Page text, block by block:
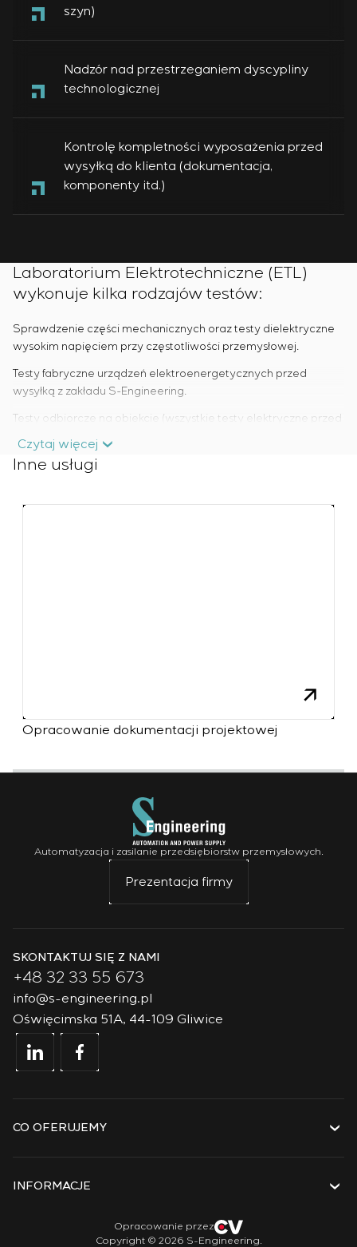
szyn)
Nadzór nad przestrzeganiem dyscypliny
technologicznej
Kontrolę kompletności wyposażenia przed
wysyłką do klienta (dokumentacja,
komponenty itd.)
Laboratorium Elektrotechniczne (ETL)
wykonuje kilka rodzajów testów:
Sprawdzenie części mechanicznych oraz testy dielektryczne
wysokim napięciem przy częstotliwości przemysłowej.
Testy fabryczne urządzeń elektroenergetycznych przed
wysyłką z zakładu S-Engineering.
Testy odbiorcze na obiekcie (wszystkie testy elektryczne przed
zarówno dla urządzeń do 1 kV, jak i urządzeń do 35 kV włącznie.
Czytaj więcej
Inne usługi
Opracowanie dokumentacji projektowej
Automatyzacja i zasilanie przedsiębiorstw przemysłowych.
Prezentacja firmy
SKONTAKTUJ SIĘ Z NAMI
+48 32 33 55 673
info@s-engineering.pl
Oświęcimska 51A, 44-109 Gliwice
CO OFERUJEMY
Rozwiązania
INFORMACJE
Copyright © 2026 S-Engineering.
Opracowanie przez